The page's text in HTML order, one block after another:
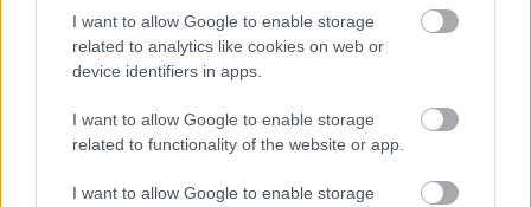
I want to allow Google to enable storage
related to analytics like cookies on web or
device identifiers in apps.
I want to allow Google to enable storage
related to functionality of the website or app.
I want to allow Google to enable storage
CÍMKÉK: #VASAS #SZANYÓ KÁROLY
#VASAS KUBALA
AKADÉMIA
#BALAJTI ÁDÁM
#DOMONYAI LÁSZLÓ
#RÉTYI RÓBERT